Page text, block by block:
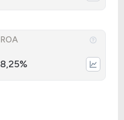
ROA
8,25%